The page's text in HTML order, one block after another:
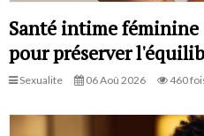
Santé intime féminine
pour préserver
Sexualite 06 Aoû 2026 460